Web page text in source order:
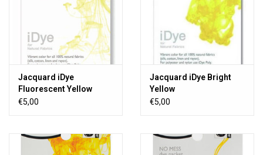
Jacquard iDye
Fluorescent Yellow
€5,00
Jacquard iDye Bright
Yellow
€5,00